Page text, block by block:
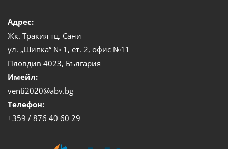
Адрес:
Жк. Тракия тц. Сани
ул. „Шипка“ № 1, ет. 2, офис №11
Пловдив 4023, България
Имейл:
venti2020@abv.bg
Телефон:
+359 / 876 40 60 29